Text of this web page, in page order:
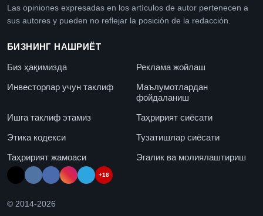
Las opiniones expresadas en los artículos de autor pertenecen a
sus autores y pueden no reflejar la posición de la redacción.
БИЗНИНГ НАШРИЁТ
Биз ҳақимизда
Реклама жойлаш
Инвесторлар учун таклиф
Маълумотлардан
фойдаланиш
Ишга таклиф этамиз
Таҳририят сиёсати
Этика кодекси
Тузатишлар сиёсати
Таҳририят жамоаси
Эгалик ва молиялаштириш
+18
© 2014-2026